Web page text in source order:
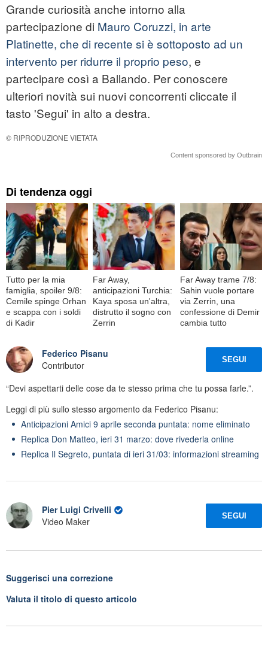
Grande curiosità anche intorno alla
partecipazione di Mauro Coruzzi, in arte
Platinette, che di recente si è sottoposto ad un
intervento per ridurre il proprio peso, e
partecipare così a Ballando. Per conoscere
ulteriori novità sui nuovi concorrenti cliccate il
tasto 'Segui' in alto a destra.
© RIPRODUZIONE VIETATA
Content sponsored by Outbrain
Di tendenza oggi
Tutto per la mia
famiglia, spoiler 9/8:
Cemile spinge Orhan
e scappa con i soldi
di Kadir
Far Away,
anticipazioni Turchia:
Kaya sposa un'altra,
distrutto il sogno con
Zerrin
Far Away trame 7/8:
Sahin vuole portare
via Zerrin, una
confessione di Demir
cambia tutto
Federico Pisanu
Contributor
SEGUI
“Devi aspettarti delle cose da te stesso prima che tu possa farle.”.
Leggi di più sullo stesso argomento da Federico Pisanu:
Anticipazioni Amici 9 aprile seconda puntata: nome eliminato
Replica Don Matteo, ieri 31 marzo: dove rivederla online
Replica Il Segreto, puntata di ieri 31/03: informazioni streaming
Pier Luigi Crivelli
Video Maker
SEGUI
Suggerisci una correzione
Valuta il titolo di questo articolo